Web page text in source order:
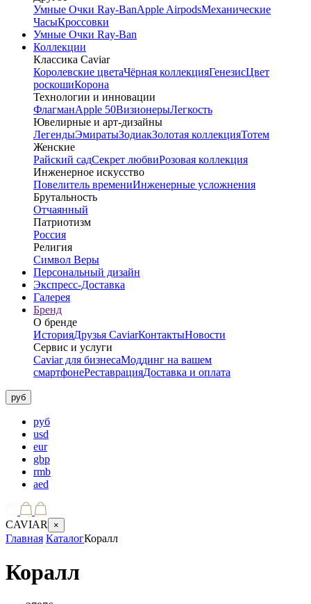
Умные Очки Ray-BanApple AirpodsМеханические
ЧасыКроссовки
Умные Очки Ray-Ban
Коллекции
Классика Caviar
Королевские цветаЧёрная коллекцияГенезисЦвет
роскошиКорона
Технологии и инновации
ФлагманApple 50ВизионерыЛегкость
Ювелирные и арт-дизайны
ЛегендыЭмиратыЗодиакЗолотая коллекцияТотем
Женские
Райский садСекрет любвиРозовая коллекция
Инженерное искусство
Повелитель времениИнженерные усложнения
Брутальность
Отчаянный
Патриотизм
Россия
Религия
Символ Веры
Персональный дизайн
Экспресс-Доставка
Галерея
Бренд
О бренде
ИсторияДрузья CaviarКонтактыНовости
Сервис и услуги
Caviar для бизнесаМоддинг на вашем
смартфонеРеставрацияДоставка и оплата
руб
руб
usd
eur
gbp
rmb
aed
CAVIAR ×
Главная КаталогКоралл
Коралл